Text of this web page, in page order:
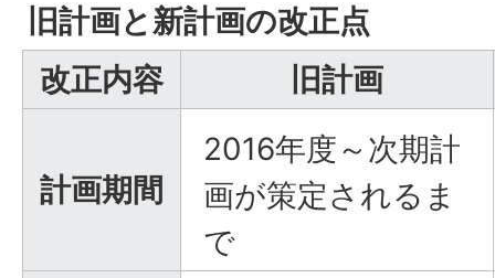
旧計画と新計画の改正点
改正内容
旧計画
計画期間
2016年度～次期計
画が策定されるま
で